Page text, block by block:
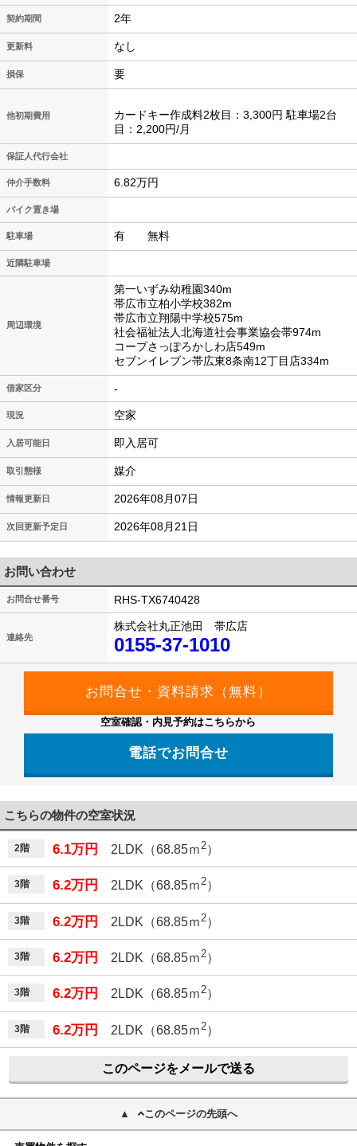
契約期間 2年
更新料 なし
損保 要
他初期費用
カードキー作成料2枚目：3,300円 駐車場2台
目：2,200円/月
保証人代行会社
仲介手数料 6.82万円
バイク置き場
駐車場 有 無料
近隣駐車場
周辺環境
第一いずみ幼稚園340m
帯広市立柏小学校382m
帯広市立翔陽中学校575m
社会福祉法人北海道社会事業協会帯974m
コープさっぽろかしわ店549m
セブンイレブン帯広東8条南12丁目店334m
借家区分 -
現況 空家
入居可能日 即入居可
取引態様 媒介
情報更新日 2026年08月07日
次回更新予定日 2026年08月21日
お問い合わせ
お問合せ番号 RHS-TX6740428
連絡先
株式会社丸正池田 帯広店
0155-37-1010
空室確認・内見予約はこちらから
電話でお問合せ
こちらの物件の空室状況
2階 6.1万円 2LDK（68.85ｍ2）
3階 6.2万円 2LDK（68.85ｍ2）
3階 6.2万円 2LDK（68.85ｍ 2）
3階 6.2万円 2LDK（68.85ｍ 2）
3階 6.2万円 2LDK（68.85ｍ2）
3階 6.2万円 2LDK（68.85ｍ 2）
このページをメールで送る
このページの先頭へ